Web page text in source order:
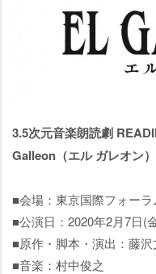
3.5次元音楽朗読劇
Galleon（エル ガレオン）
■会場：東京国際フォー
■公演日：2020年2月7日(
■原作・脚本・演出：藤沢
■音楽：村中俊之